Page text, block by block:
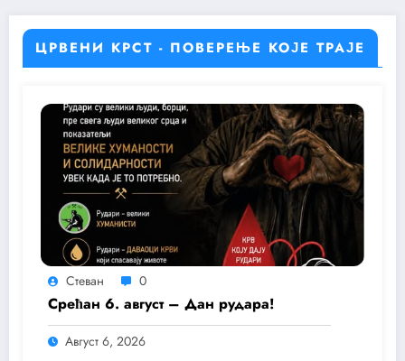
ЦРВЕНИ КРСТ - ПОВЕРЕЊЕ КОЈЕ ТРАЈЕ
Стеван 0
Срећан 6. август – Дан рудара!
Август 6, 2026